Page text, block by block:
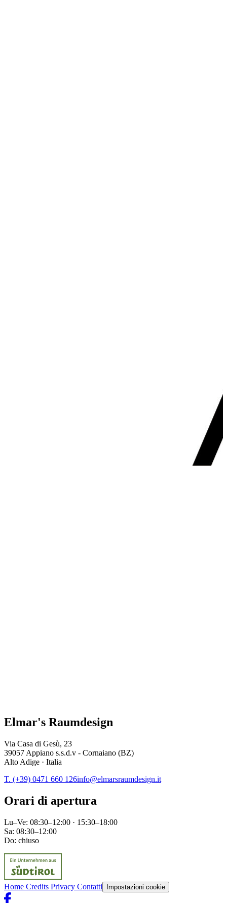
Elmar's Raumdesign
Via Casa di Gesù, 23
39057 Appiano s.s.d.v - Cornaiano (BZ)
Alto Adige · Italia
T. (+39) 0471 660 126info@elmarsraumdesign.it
Orari di apertura
Lu–Ve: 08:30–12:00 · 15:30–18:00
Sa: 08:30–12:00
Do: chiuso
Home Credits Privacy Contatti Impostazioni cookie